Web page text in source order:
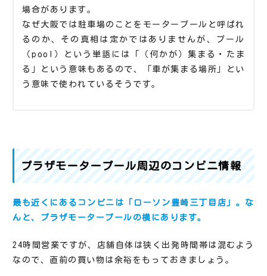
場合があります。
なぜ大阪では駐車場のことをモータープールと呼ばれ
るのか、その真相は定かではありませんが、プール
（pool）
という 単語 には「（ 何かが）集まる・たま
る」という意味もあるので、「車が集まる場所」とい
う意味で使われているそうです。
プラザモータープール周辺のコンビニ情報
最も近くにあるコンビニは「ローソン豊崎三丁目店」。な
んと、プラザモータープールの横にあります。
24時間営業ですが、店舗自体は狭く出発時間帯は混むよう
なので、直前の買い物は余裕をもっておきましょう。